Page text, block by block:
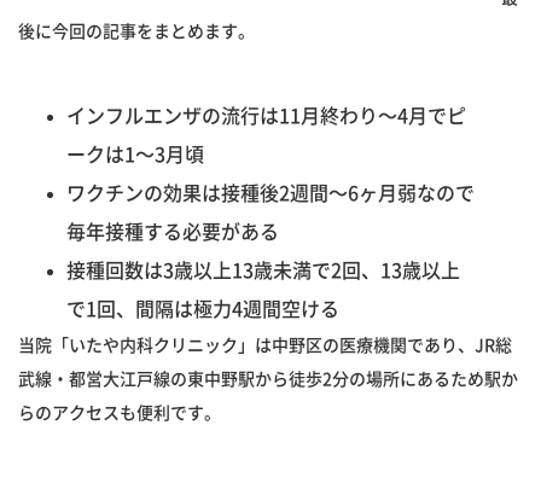
後に今回の記事をまとめます。
インフルエンザの流行は11月終わり〜4月でピ
ークは1〜3月頃
ワクチンの効果は接種後2週間〜6ヶ月弱なので
毎年接種する必要がある
接種回数は3歳以上13歳未満で2回、13歳以上
で1回、間隔は極力4週間空ける
当院「いたや内科クリニック」は中野区の医療機関であり、JR総
武線・都営大江戸線の東中野駅から徒歩2分の場所にあるため駅か
らのアクセスも便利です。